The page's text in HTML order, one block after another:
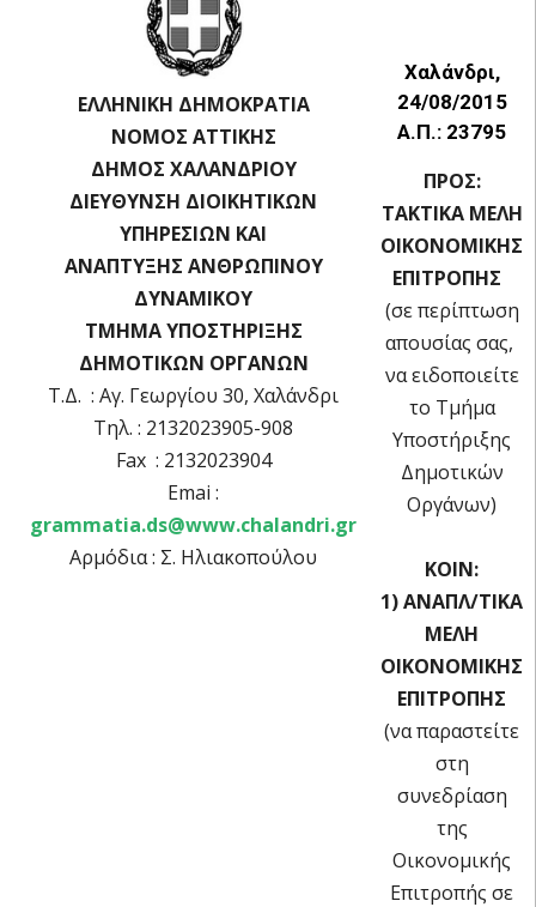
ΕΛΛΗΝΙΚΗ ΔΗΜΟΚΡΑΤΙΑ
ΝΟΜΟΣ ΑΤΤΙΚΗΣ
ΔΗΜΟΣ ΧΑΛΑΝΔΡΙΟΥ
ΔΙΕΥΘΥΝΣΗ ΔΙΟΙΚΗΤΙΚΩΝ
ΥΠΗΡΕΣΙΩΝ ΚΑΙ
ΑΝΑΠΤΥΞΗΣ ΑΝΘΡΩΠΙΝΟΥ
ΔΥΝΑΜΙΚΟΥ
ΤΜΗΜΑ ΥΠΟΣΤΗΡΙΞΗΣ
ΔΗΜΟΤΙΚΩΝ ΟΡΓΑΝΩΝ
Τ.Δ. : Αγ. Γεωργίου 30, Χαλάνδρι
Τηλ. : 2132023905-908
Fax : 2132023904
Emai :
grammatia.ds@www.chalandri.gr
Αρμόδια : Σ. Ηλιακοπούλου
Χαλάνδρι,
24/08/2015
Α.Π.: 23795
ΠΡΟΣ:
ΤΑΚΤΙΚΑ ΜΕΛΗ
OIKOΝΟΜΙΚΗΣ
ΕΠΙΤΡΟΠΗΣ
(σε περίπτωση
απουσίας σας,
να ειδοποιείτε
το Τμήμα
Υποστήριξης
Δημοτικών
Οργάνων)
ΚΟΙΝ:
1) ΑΝΑΠΛ/ΤΙΚΑ
ΜΕΛΗ
ΟΙΚΟΝΟΜΙΚΗΣ
ΕΠΙΤΡΟΠΗΣ
(να παραστείτε
στη
συνεδρίαση
της
Οικονομικής
Επιτροπής σε